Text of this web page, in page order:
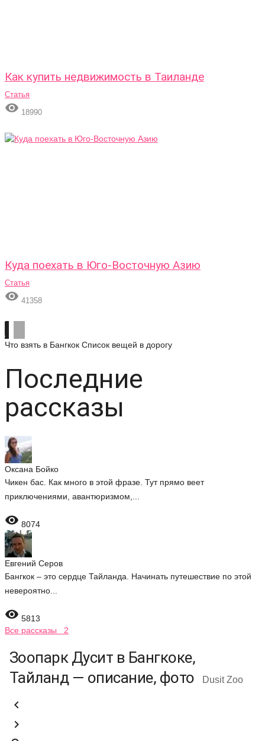
Как купить недвижимость в Таиланде
Статья
 18990
Куда поехать в Юго-Восточную Азию
Статья
 41358
Что взять в Бангкок Список вещей в дорогу
Последние
рассказы
Оксана Бойко
Чикен бас. Как много в этой фразе. Тут прямо веет
приключениями, авантюризмом,...
 8074
Евгений Серов
Бангкок – это сердце Тайланда. Начинать путешествие по этой
невероятно...
 5813
Все рассказы 2
Зоопарк Дусит в Бангкоке,
Тайланд — описание, фото
Dusit Zoo

